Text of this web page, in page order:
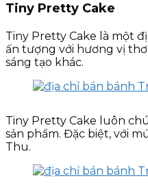
Tiny Pretty Cake
Tiny Pretty Cake là một
ấn tượng với hương vị
sáng tạo khác.
Tiny Pretty Cake luôn
sản phẩm. Đặc biệt, với
Thu.